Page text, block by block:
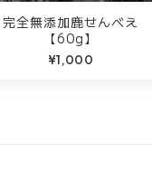
完全無添加鹿せんべえ
【60g】
¥1,000